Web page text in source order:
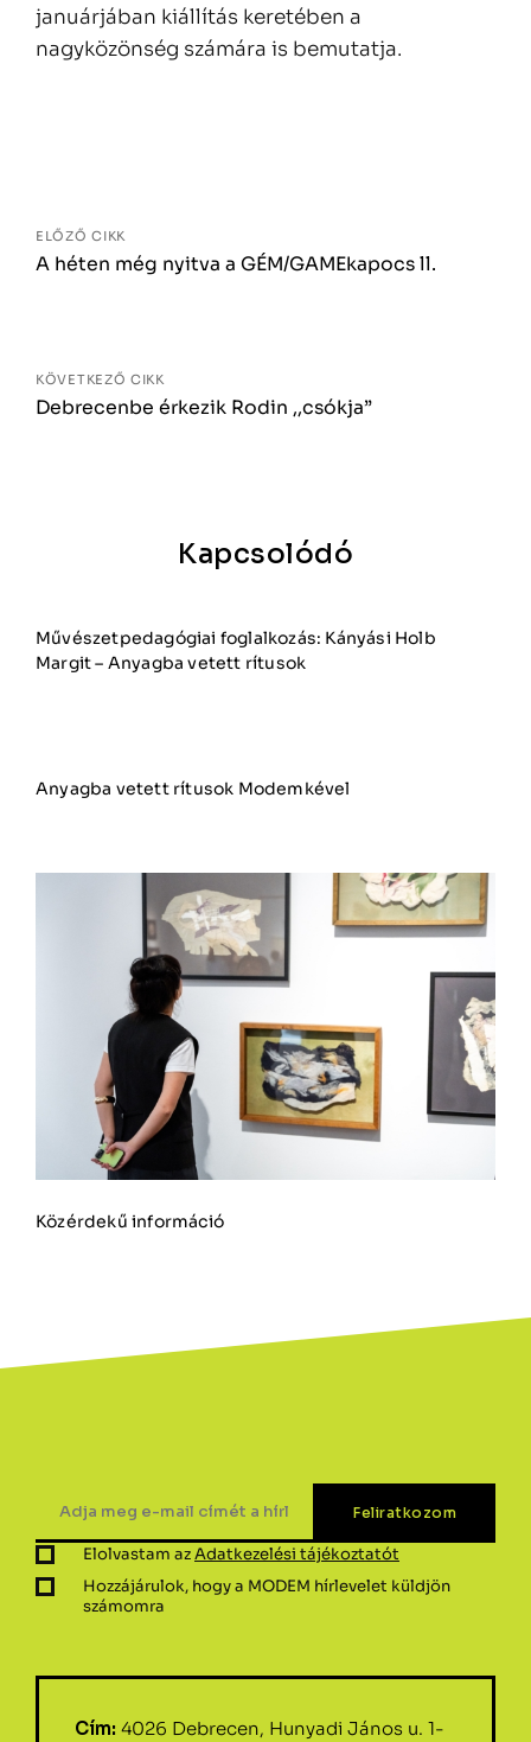
januárjában kiállítás keretében a
nagyközönség számára is bemutatja.
ELŐZŐ CIKK
A héten még nyitva a GÉM/GAMEkapocs ll.
KÖVETKEZŐ CIKK
Debrecenbe érkezik Rodin ,,csókja”
Kapcsolódó
Művészetpedagógiai foglalkozás: Kányási Holb
Margit – Anyagba vetett rítusok
Anyagba vetett rítusok Modemkével
Közérdekű információ
Elolvastam azAdatkezelési tájékoztatót
Hozzájárulok, hogy a MODEM hírlevelet küldjön
számomra
Cím: 4026 Debrecen, Hunyadi János u. 1-